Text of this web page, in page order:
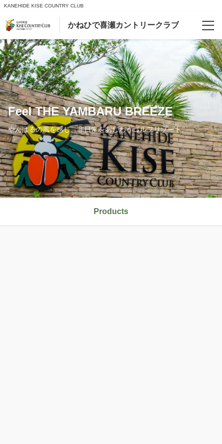
KANEHIDE KISE COUNTRY CLUB
かねひで喜瀬カントリークラブ
Reservations
Language
日本語
English
한국어
简体中文
繁體中文
Feel THE YAMBARU BREEZE
やんばるの風を感じ、非日常をあじわうゴルフリゾート。
Products